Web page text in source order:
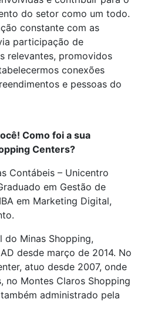
do setor como um todo.
constante com as
participação de
relevantes, promovidos
conexões
e pessoas do
Como foi a sua
Centers?
Contábeis – Unicentro
em Gestão de
em Marketing Digital,
do Minas Shopping,
desde março de 2014. No
atuo desde 2007, onde
no Montes Claros Shopping
administrado pela